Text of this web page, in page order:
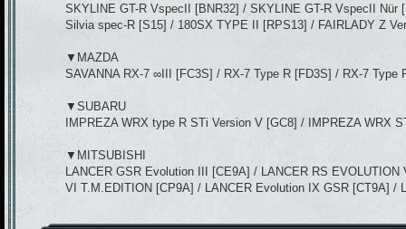
SKYLINE GT-R VspecII [BNR32] / SKYLINE GT-R VspecII Nür
Silvia spec-R [S15] / 180SX TYPE II [RPS13] / FAIRLADY Z
▼MAZDA
SAVANNA RX-7 ∞III [FC3S] / RX-7 Type R [FD3S] / RX-7 Type
▼SUBARU
IMPREZA WRX type R STi Version V [GC8] / IMPREZA WRX
▼MITSUBISHI
LANCER GSR Evolution III [CE9A] / LANCER RS
VI T.M.EDITION [CP9A] / LANCER Evolution IX GSR [CT9A] /